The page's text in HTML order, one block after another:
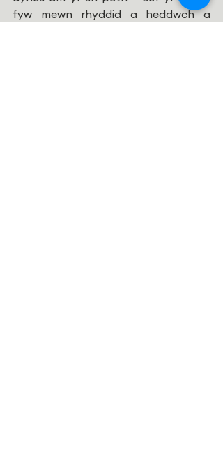
fyw mewn rhyddid a heddwch a